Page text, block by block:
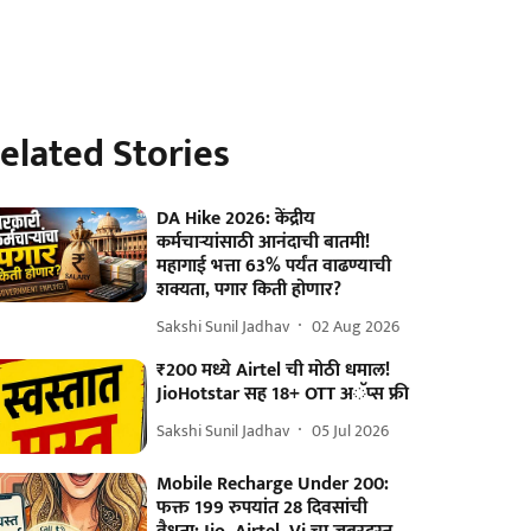
Stories
DA Hike 2026: केंद्रीय
कर्मचाऱ्यांसाठी आनंदाची बातमी!
महागाई भत्ता 63% पर्यंत वाढण्याची
शक्यता, पगार किती होणार?
Sakshi Sunil Jadhav 02 Aug 2026
₹200 मध्ये Airtel ची मोठी धमाल!
JioHotstar सह 18+ OTT अॅप्स फ्री
Sakshi Sunil Jadhav 05 Jul 2026
Mobile Recharge Under 200:
फक्त 199 रुपयांत 28 दिवसांची